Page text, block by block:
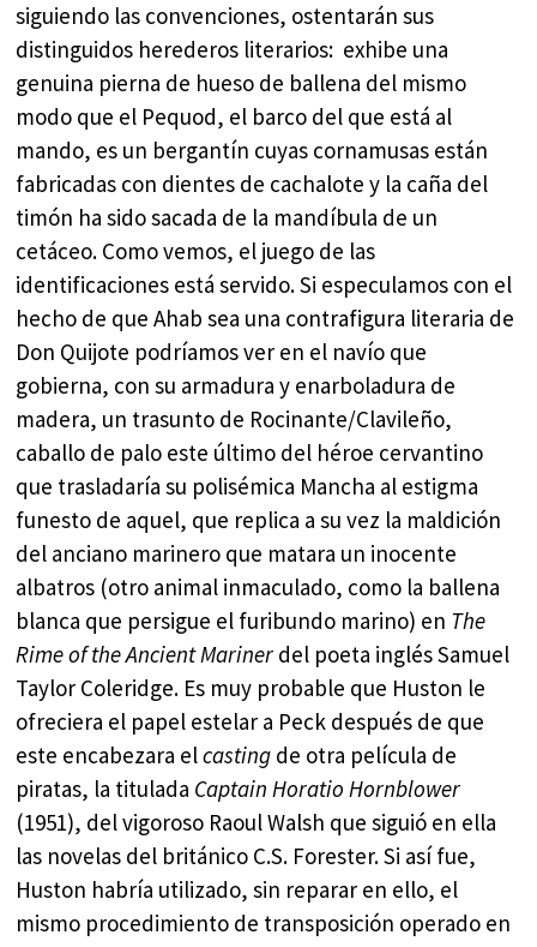
siguiendo las convenciones, ostentarán sus
distinguidos herederos literarios: exhibe una
genuina pierna de hueso de ballena del mismo
modo que el Pequod, el barco del que está al
mando, es un bergantín cuyas cornamusas están
fabricadas con dientes de cachalote y la caña del
timón ha sido sacada de la mandíbula de un
cetáceo. Como vemos, el juego de las
identificaciones está servido. Si especulamos con el
hecho de que Ahab sea una contrafigura literaria de
Don Quijote podríamos ver en el navío que
gobierna, con su armadura y enarboladura de
madera, un trasunto de Rocinante/Clavileño,
caballo de palo este último del héroe cervantino
que trasladaría su polisémica Mancha al estigma
funesto de aquel, que replica a su vez la maldición
del anciano marinero que matara un inocente
albatros (otro animal inmaculado, como la ballena
blanca que persigue el furibundo marino) en The
Rime of the Ancient Mariner del poeta inglés Samuel
Taylor Coleridge. Es muy probable que Huston le
ofreciera el papel estelar a Peck después de que
este encabezara elcasting de otra película de
piratas, la titulada Captain Horatio Hornblower
(1951), del vigoroso Raoul Walsh que siguió en ella
las novelas del británico C.S. Forester. Si así fue,
Huston habría utilizado, sin reparar en ello, el
mismo procedimiento de transposición operado en